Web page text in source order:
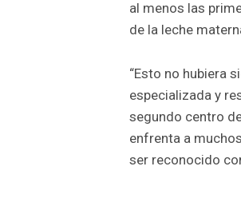
al menos las
de la leche
“Esto no hubiera
especializada y
segundo centro
enfrenta a
ser reconocido